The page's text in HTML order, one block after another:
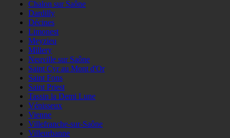
Chalon sur Saône
Dardilly
Décines
Limonest
Meyzieu
Millery
Neuville sur Saône
Saint Cyr au Mont d'Or
Saint Fons
Saint Priest
Tassin la Demi Lune
Vénisseux
Vienne
Villefranche-sur-Saône
Villeurbanne